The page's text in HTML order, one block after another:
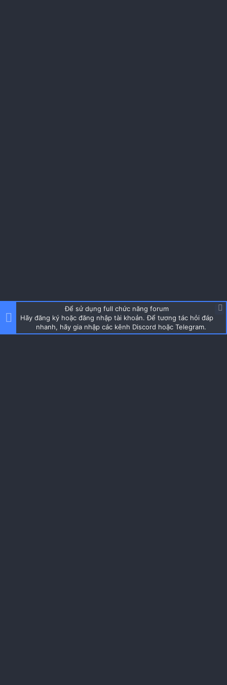
Để sử dụng full chức năng forum
Hãy đăng ký hoặc đăng nhập tài khoản. Để tương tác hỏi đáp
nhanh, hãy gia nhập các kênh Discord hoặc Telegram.